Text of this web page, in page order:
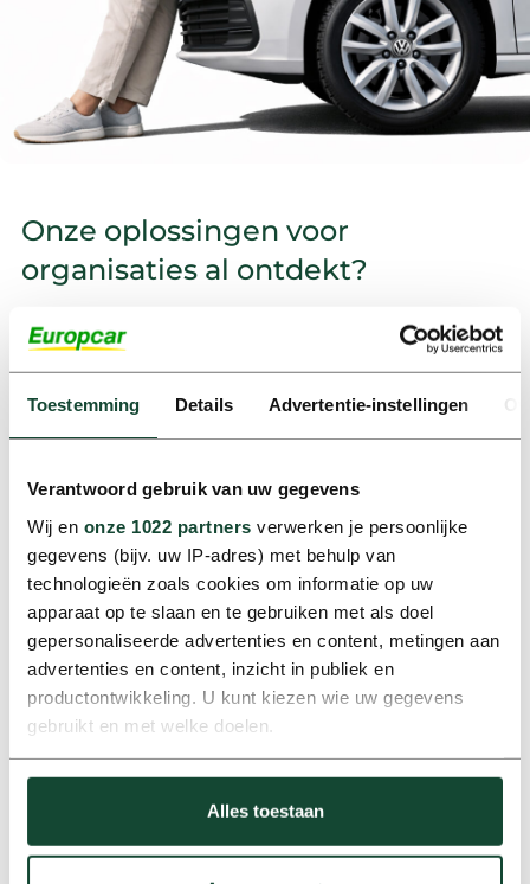
Toestemming Details Advertentie-instellingen
Verantwoord gebruik van uw gegevens
Wij en onze 1022 partners verwerken je persoonlijke
gegevens (bijv. uw IP-adres) met behulp van
technologieën zoals cookies om informatie op uw
apparaat op te slaan en te gebruiken met als doel
gepersonaliseerde advertenties en content, metingen aan
advertenties en content, inzicht in publiek en
productontwikkeling. U kunt kiezen wie uw gegevens
gebruikt en met welke doelen.
Als u het toestaat, willen we ook graag:
Informatie verzamelen over uw geografische locatie,
die tot een paar meter nauwkeurig kan zijn
Alles toestaan
Onze oplossingen voor
organisaties al ontdekt?
FlexFleet
Een mobiliteitsportaal voor jouw organisatie
Eigen afspraken en voorwaarden op één
In enkele klikken voertuigen reserveren
Ontdek FlexFleet
FlexSelect
Wissel maximaal 2 keer kosteloos van auto
Het alternatief voor shortlease met